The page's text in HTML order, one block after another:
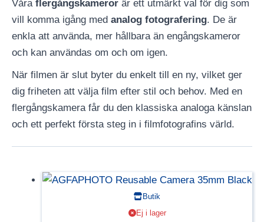
Våra flergångskameror är ett utmärkt val för dig som
vill komma igång med analog fotografering. De är
enkla att använda, mer hållbara än engångskameror
och kan användas om och om igen.
När filmen är slut byter du enkelt till en ny, vilket ger
dig friheten att välja film efter stil och behov. Med en
flergångskamera får du den klassiska analoga känslan
och ett perfekt första steg in i filmfotografins värld.
Butik
Ej i lager